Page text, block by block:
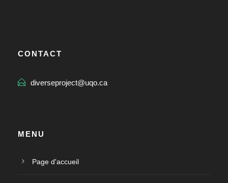
CONTACT
diverseproject@uqo.ca
MENU
Page d'accueil